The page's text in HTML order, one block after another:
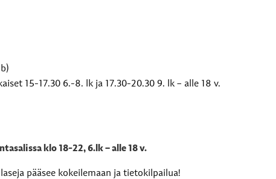
15-17.30 6.-8. lk ja 17.30-20.30 9. lk – alle 18 v.
klo 18-22, 6.lk – alle 18 v.
pääsee kokeilemaan ja tietokilpailua!